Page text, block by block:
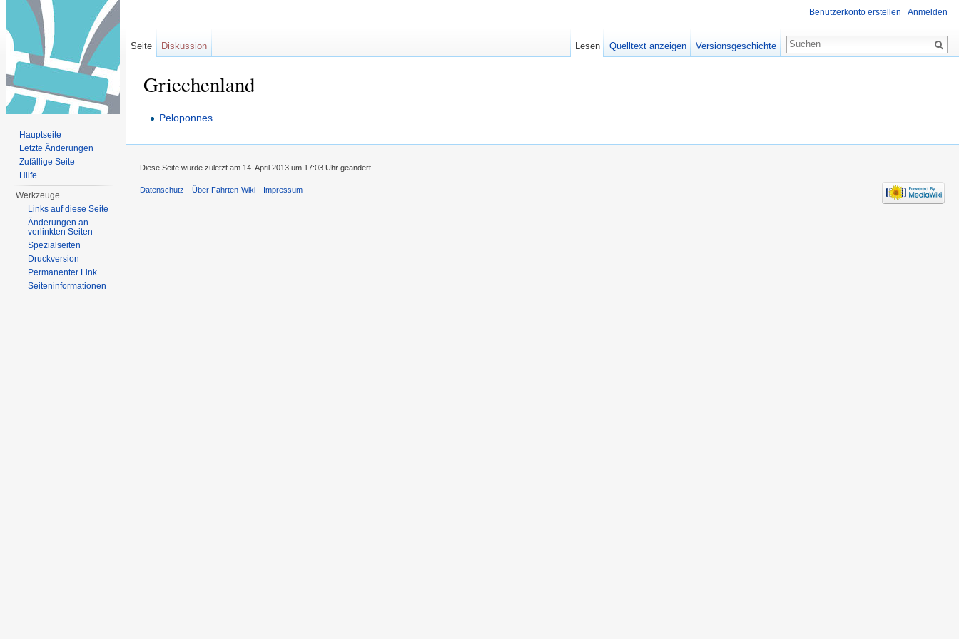
Griechenland
Peloponnes
Benutzerkonto erstellen Anmelden
Seite Diskussion Lesen Quelltext anzeigen Versionsgeschichte
Hauptseite
Letzte Änderungen
Zufällige Seite
Hilfe
Werkzeuge
Links auf diese Seite
Änderungen an
verlinkten Seiten
Spezialseiten
Druckversion
Permanenter Link
Seiten­informationen
Diese Seite wurde zuletzt am 14. April 2013 um 17:03 Uhr geändert.
Datenschutz Über Fahrten-Wiki Impressum